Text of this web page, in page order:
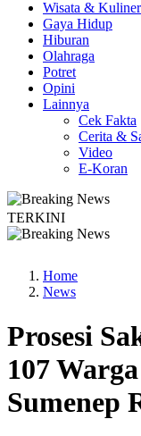
Wisata & Kuliner
Gaya Hidup
Hiburan
Olahraga
Potret
Opini
Lainnya
Cek Fakta
Cerita &
Video
E-Koran
TERKINI
Home
News
Prosesi
107
Sumenep